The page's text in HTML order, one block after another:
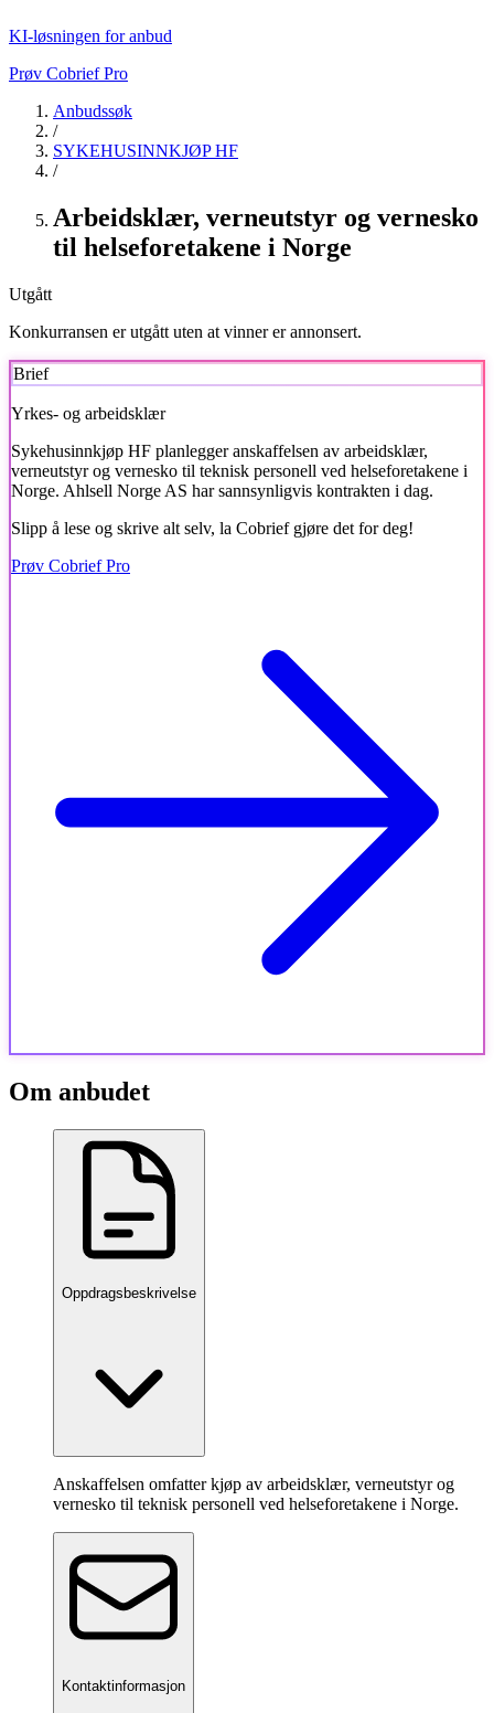
KI-løsningen for anbud
Prøv Cobrief Pro
Anbudssøk
/
SYKEHUSINNKJØP HF
/
Arbeidsklær, verneutstyr og vernesko
til helseforetakene i Norge
Utgått
Konkurransen er utgått uten at vinner er annonsert.
Brief
Yrkes- og arbeidsklær
Sykehusinnkjøp HF planlegger anskaffelsen av arbeidsklær,
verneutstyr og vernesko til teknisk personell ved helseforetakene i
Norge. Ahlsell Norge AS har sannsynligvis kontrakten i dag.
Slipp å lese og skrive alt selv, la Cobrief gjøre det for deg!
Prøv Cobrief Pro
Om anbudet
Oppdragsbeskrivelse
Anskaffelsen omfatter kjøp av arbeidsklær, verneutstyr og
vernesko til teknisk personell ved helseforetakene i Norge.
Kontaktinformasjon